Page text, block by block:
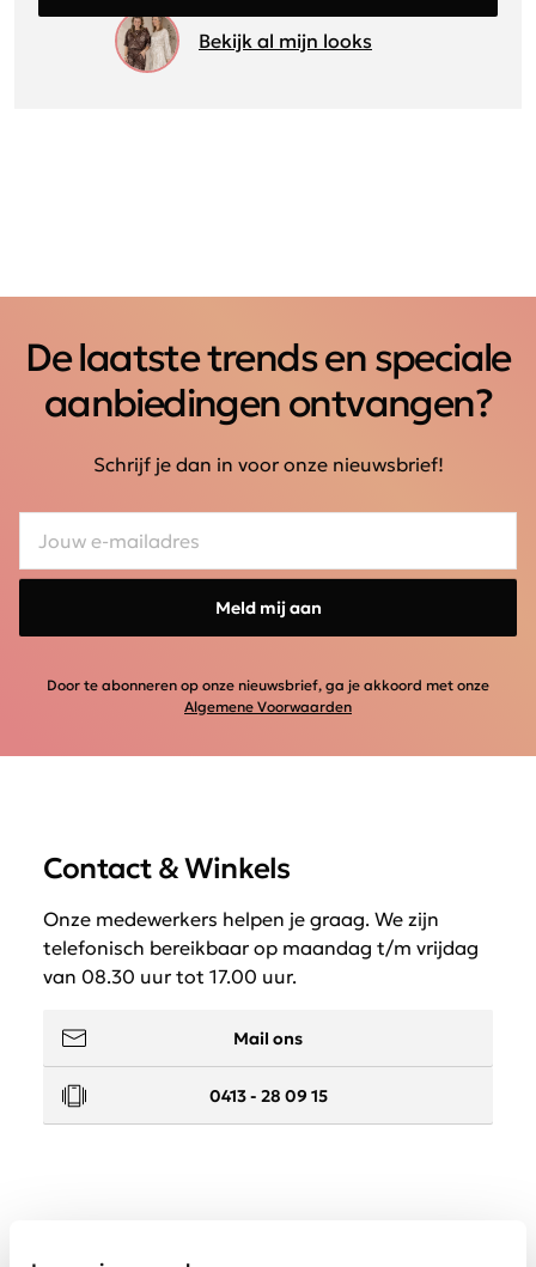
Bekijk al mijn looks
De laatste trends en speciale
aanbiedingen ontvangen?
Schrijf je dan in voor onze nieuwsbrief!
Meld mij aan
Door te abonneren op onze nieuwsbrief, ga je akkoord met onze
Algemene Voorwaarden
Contact & Winkels
Onze medewerkers helpen je graag. We zijn
telefonisch bereikbaar op maandag t/m vrijdag
van 08.30 uur tot 17.00 uur.
Mail ons
0413 - 28 09 15